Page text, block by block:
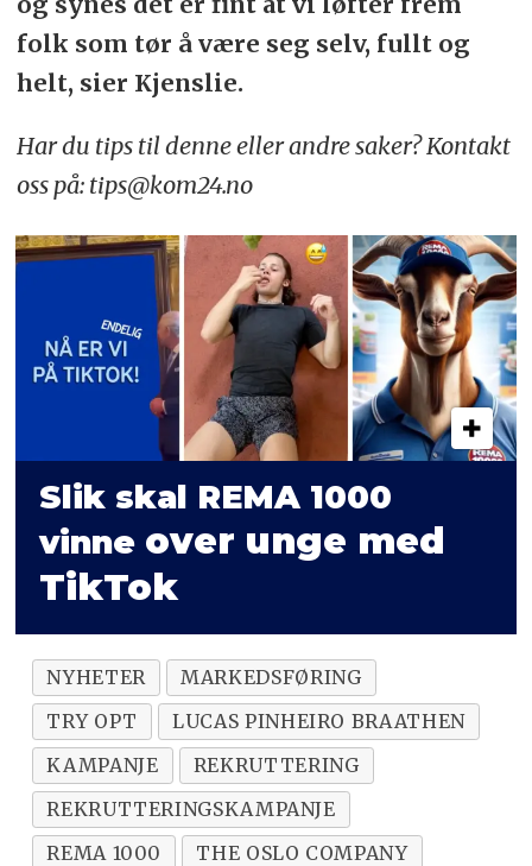
folk som tør å være seg selv, fullt og
helt, sier Kjenslie.
Har du tips til denne eller andre saker? Kontakt
oss på: tips@kom24.no
Slik skal REMA 1000
vinne over unge med
TikTok
NYHETER
MARKEDSFØRING
TRY OPT
LUCAS PINHEIRO BRAATHEN
KAMPANJE
REKRUTTERING
REKRUTTERINGSKAMPANJE
REMA 1000
THE OSLO COMPANY